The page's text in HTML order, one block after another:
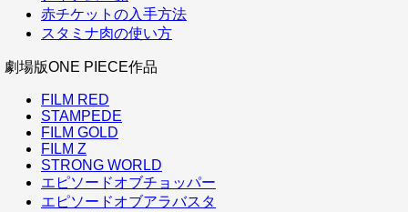
赤チケットの入手方法
スタミナ肉の使い方
劇場版ONE PIECE作品
FILM RED
STAMPEDE
FILM GOLD
FILM Z
STRONG WORLD
エピソードオブチョッパー
エピソードオブアラバスタ